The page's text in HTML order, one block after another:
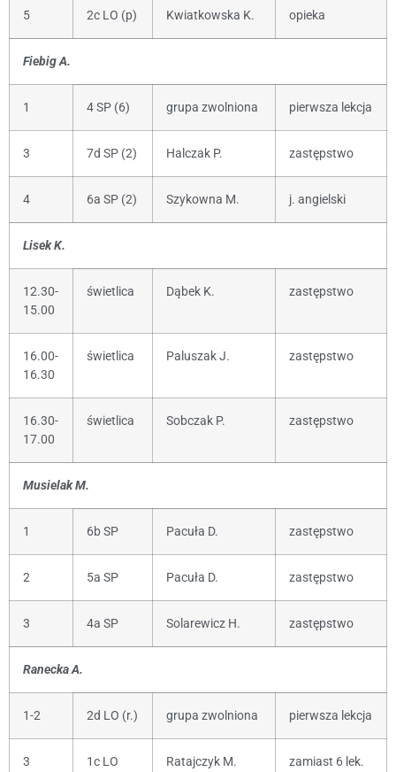
5 2c LO (p) Kwiatkowska K. opieka
Fiebig A.
1 4 SP (6) grupa zwolniona pierwsza lekcja
3 7d SP (2) Halczak P. zastępstwo
4 6a SP (2) Szykowna M. j. angielski
Lisek K.
12.30-
15.00
świetlica Dąbek K. zastępstwo
16.00-
16.30
świetlica Paluszak J. zastępstwo
16.30-
17.00
świetlica Sobczak P. zastępstwo
Musielak M.
1 6b SP Pacuła D. zastępstwo
2 5a SP Pacuła D. zastępstwo
3 4a SP Solarewicz H. zastępstwo
Ranecka A.
1-2 2d LO (r.) grupa zwolniona pierwsza lekcja
3 1c LO Ratajczyk M. zamiast 6 lek.